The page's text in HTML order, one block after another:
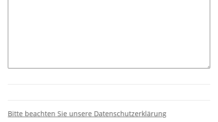
Bitte beachten Sie unsere Datenschutzerklärung